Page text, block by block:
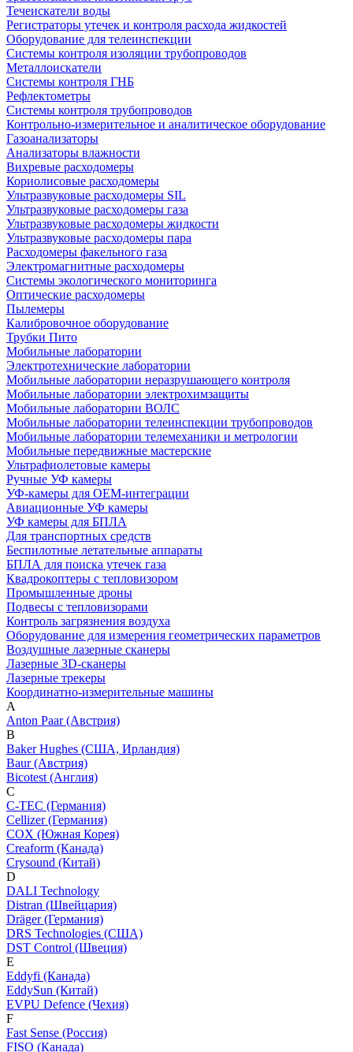
Течеискатели воды
Регистраторы утечек и контроля расхода жидкостей
Оборудование для телеинспекции
Cистемы контроля изоляции трубопроводов
Металлоискатели
Системы контроля ГНБ
Рефлектометры
Системы контроля трубопроводов
Контрольно-измерительное и аналитическое оборудование
Газоанализаторы
Анализаторы влажности
Вихревые расходомеры
Кориолисовые расходомеры
Ультразвуковые расходомеры SIL
Ультразвуковые расходомеры газа
Ультразвуковые расходомеры жидкости
Ультразвуковые расходомеры пара
Расходомеры факельного газа
Электромагнитные расходомеры
Системы экологического мониторинга
Оптические расходомеры
Пылемеры
Калибровочное оборудование
Трубки Пито
Мобильные лаборатории
Электротехнические лаборатории
Мобильные лаборатории неразрушающего контроля
Мобильные лаборатории электрохимзащиты
Мобильные лаборатории ВОЛС
Мобильные лаборатории телеинспекции трубопроводов
Мобильные лаборатории телемеханики и метрологии
Мобильные передвижные мастерские
Ультрафиолетовые камеры
Ручные УФ камеры
УФ-камеры для OEM-интеграции
Авиационные УФ камеры
УФ камеры для БПЛА
Для транспортных средств
Беспилотные летательные аппараты
БПЛА для поиска утечек газа
Квадрокоптеры с тепловизором
Промышленные дроны
Подвесы с тепловизорами
Контроль загрязнения воздуха
Оборудование для измерения геометрических параметров
Воздушные лазерные сканеры
Лазерные 3D-сканеры
Лазерные трекеры
Координатно-измерительные машины
A
Anton Paar (Австрия)
B
Baker Hughes (США, Ирландия)
Baur (Австрия)
Bicotest (Англия)
C
C-TEC (Германия)
Cellizer (Германия)
COX (Южная Корея)
Creaform (Канада)
Crysound (Китай)
D
DALI Technology
Distran (Швейцария)
Dräger (Германия)
DRS Technologies (США)
DST Control (Швеция)
E
Eddyfi (Канада)
EddySun (Китай)
EVPU Defence (Чехия)
F
Fast Sense (Россия)
FISO (Канада)